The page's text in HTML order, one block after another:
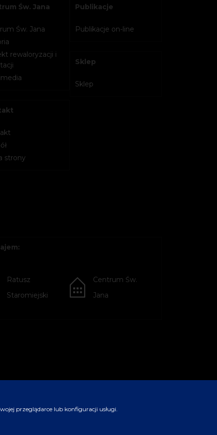
Św. Jana
Św. Jana
rewaloryzacji i
strony
Publikacje
Publikacje on-line
Sklep
Sklep
Ratusz
Staromiejski
Centrum Św.
Jana
przeglądarce lub konfiguracji usługi.